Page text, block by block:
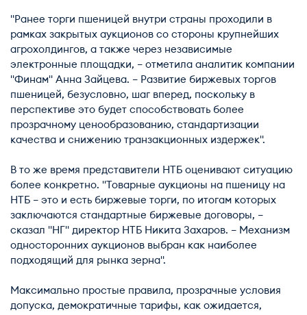
"Ранее торги пшеницей внутри страны проходили в
рамках закрытых аукционов со стороны крупнейших
агрохолдингов, а также через независимые
электронные площадки, – отметила аналитик компании
"Финам" Анна Зайцева. – Развитие биржевых торгов
пшеницей, безусловно, шаг вперед, поскольку в
перспективе это будет способствовать более
прозрачному ценообразованию, стандартизации
качества и снижению транзакционных издержек".
В то же время представители НТБ оценивают ситуацию
более конкретно. "Товарные аукционы на пшеницу на
НТБ – это и есть биржевые торги, по итогам которых
заключаются стандартные биржевые договоры, –
сказал "НГ" директор НТБ Никита Захаров. – Механизм
односторонних аукционов выбран как наиболее
подходящий для рынка зерна".
Максимально простые правила, прозрачные условия
допуска, демократичные тарифы, как ожидается,